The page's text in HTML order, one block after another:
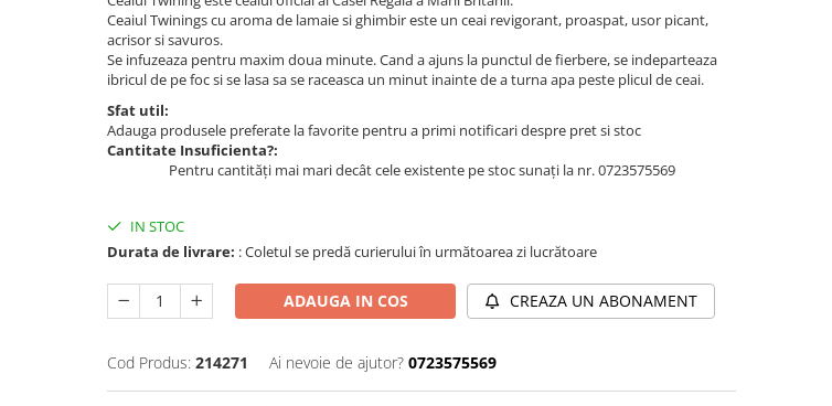
Ceaiul Twinings cu aroma de lamaie si ghimbir este un ceai revigorant, proaspat, usor picant,
acrisor si savuros.
Se infuzeaza pentru maxim doua minute. Cand a ajuns la punctul de fierbere, se indeparteaza
ibricul de pe foc si se lasa sa se raceasca un minut inainte de a turna apa peste plicul de ceai.
Sfat util:
Adauga produsele preferate la favorite pentru a primi notificari despre pret si stoc
Cantitate Insuficienta?:
Pentru cantități mai mari decât cele existente pe stoc sunați la nr. 0723575569
IN STOC
Durata de livrare: : Coletul se predă curierului în următoarea zi lucrătoare
ADAUGA IN COS CREAZA UN ABONAMENT
Cod Produs: 214271 Ai nevoie de ajutor? 0723575569